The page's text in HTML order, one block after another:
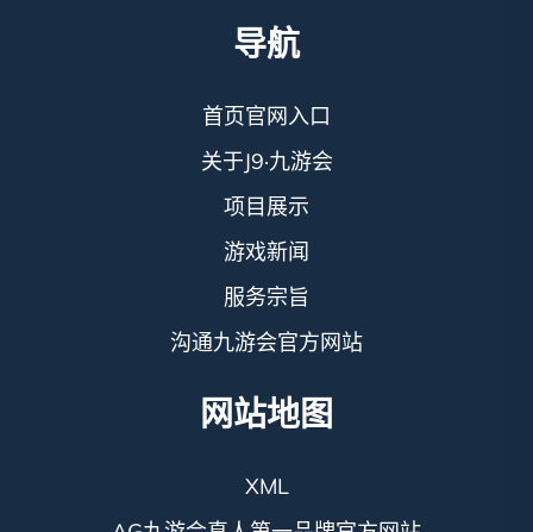
导航
首页官网入口
关于J9·九游会
项目展示
游戏新闻
服务宗旨
沟通九游会官方网站
网站地图
XML